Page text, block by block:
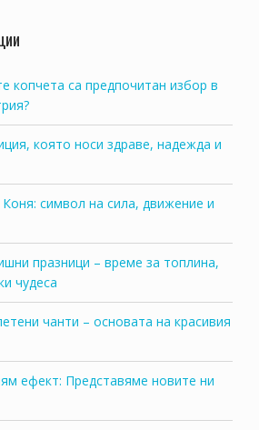
копчета са предпочитан избор в
която носи здраве, надежда и
символ на сила, движение и
празници – време за топлина,
чудеса
чанти – основата на красивия
ефект: Представяме новите ни